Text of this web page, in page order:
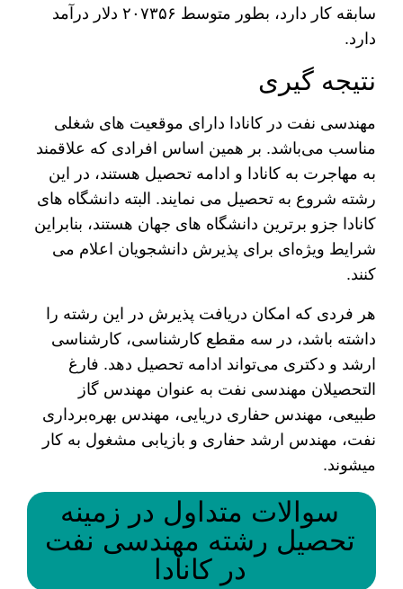
سابقه کار دارد، بطور متوسط ۲۰۷۳۵۶ دلار درآمد
دارد.
نتیجه گیری
مهندسی نفت در کانادا دارای موقعیت­ های شغلی
مناسب می‌باشد.‌ بر همین اساس افرادی که علاقمند
به مهاجرت به کانادا و ادامه تحصیل هستند، در این
رشته شروع به تحصیل می نمایند. البته دانشگاه­ های
کانادا جزو برترین دانشگاه های جهان هستند، بنابراین
شرایط ویژه‌ای برای پذیرش دانشجویان اعلام می
کنند.
هر فردی که امکان دریافت پذیرش در این رشته را
داشته باشد، در سه مقطع کارشناسی، کارشناسی
ارشد و دکتری می‌تواند ادامه تحصیل دهد. فارغ
التحصیلان مهندسی نفت به عنوان مهندس گاز
طبیعی، مهندس حفاری دریایی، مهندس بهره‌برداری
نفت، مهندس ارشد حفاری و بازیابی مشغول به کار
می­شوند.
سوالات متداول در زمینه
تحصیل رشته مهندسی نفت
در کانادا